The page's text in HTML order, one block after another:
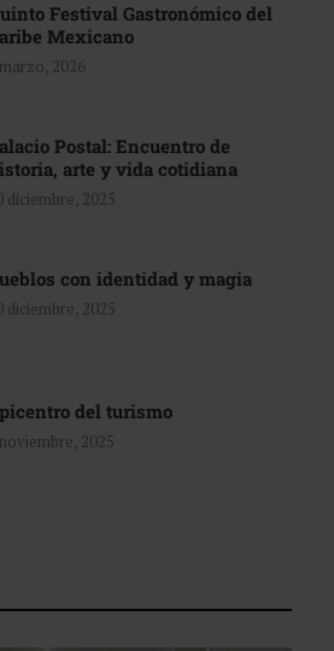
Festival Gastronómico del
Mexicano
2026
Postal: Encuentro de
arte y vida cotidiana
diciembre, 2025
con identidad y magia
diciembre, 2025
del turismo
2025